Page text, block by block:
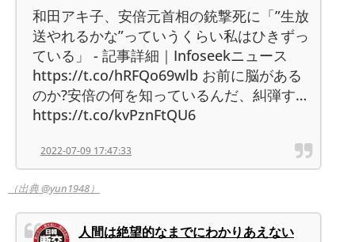
和田アキ子、安倍元首相の銃撃死に「”生放
送やれるかな”っていうくらい私はひきずっ
ている」 - 記事詳細｜Infoseekニュース
https://t.co/hRFQo69wlb お前に脳がある
のか?安倍の何を知っているんだ、糾弾す…
https://t.co/kvPznFtQU6
2022-07-09 17:47:33
（出典 @yun1948）
人間は絶望的なまでにわかりあえない